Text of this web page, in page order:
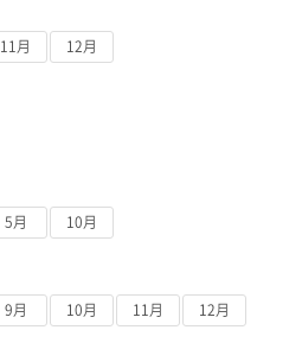
11月 12月
5月 10月
9月 10月 11月 12月